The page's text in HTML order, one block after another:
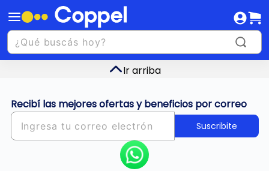
Ir arriba
Recibí las mejores ofertas y beneficios por correo
Suscribite